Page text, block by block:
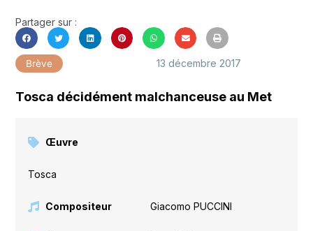
Partager sur :
Brève 13 décembre 2017
Tosca décidément malchanceuse au Met
Œuvre
Tosca
Compositeur Giacomo PUCCINI